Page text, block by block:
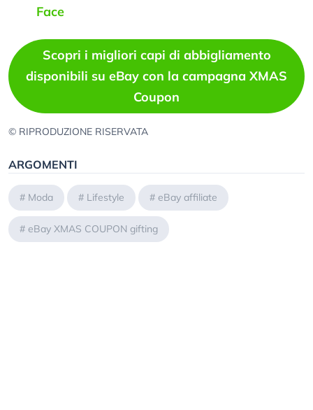
Face
Scopri i migliori capi di abbigliamento
disponibili su eBay con la campagna XMAS
Coupon
© RIPRODUZIONE RISERVATA
ARGOMENTI
# Moda # Lifestyle # eBay affiliate
# eBay XMAS COUPON gifting